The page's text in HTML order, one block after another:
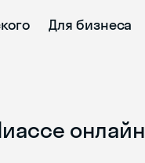
Для бизнеса
онлайн